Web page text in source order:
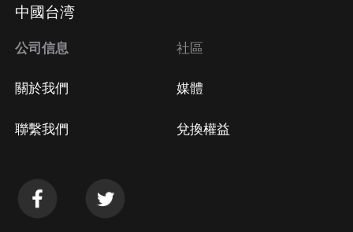
中國台湾
公司信息
關於我們
聯繫我們
社區
媒體
兌換權益